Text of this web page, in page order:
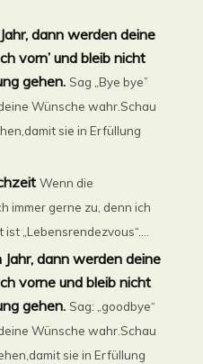
dann werden deine
vorn’ und bleib nicht
gehen. Sag „Bye bye”
Wünsche wahr.Schau
sie in Erfüllung
Wenn die
immer gerne zu, denn ich
„Lebensrendezvous“....
Jahr, dann werden deine
vorne und bleib nicht
gehen. Sag: „goodbye“
Wünsche wahr.Schau
sie in Erfüllung